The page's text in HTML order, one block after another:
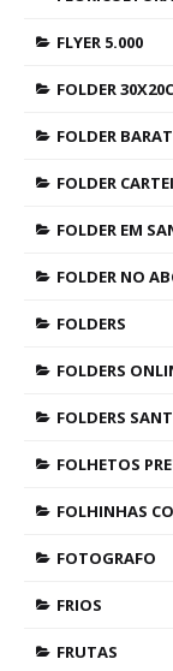
FLYER 5.000
FOLDER
FOLDER
FOLDER
FOLDER EM
FOLDER NO
FOLDERS
FOLDERS
FOLDERS
FOLHETOS
FOLHINHAS
FOTOGRAFO
FRIOS
FRUTAS